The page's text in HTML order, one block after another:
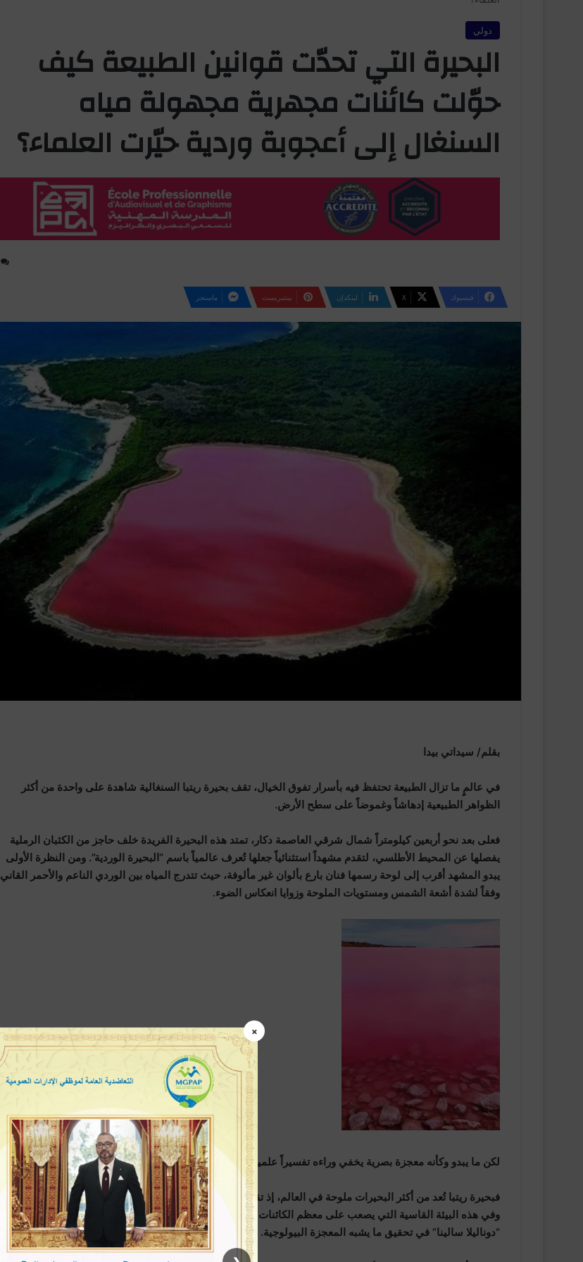
دولي
البحيرة التي تحدّت قوانين الطبيعة كيف
حوّلت كائنات مجهرية مجهولة مياه
السنغال إلى أعجوبة وردية حيّرت العلماء؟
فيسبوك ‫X لينكدإن بينتيريست ماسنجر
بقلم/ سيداتي بيدا
في عالمٍ ما تزال الطبيعة تحتفظ فيه بأسرار تفوق الخيال، تقف بحيرة ريتبا السنغالية شاهدة على واحدة من أكثر
الظواهر الطبيعية إدهاشاً وغموضاً على سطح الأرض.
فعلى بعد نحو أربعين كيلومتراً شمال شرقي العاصمة دكار، تمتد هذه البحيرة الفريدة خلف حاجز من الكثبان الرملية
يفصلها عن المحيط الأطلسي، لتقدم مشهداً استثنائياً جعلها تُعرف عالمياً باسم “البحيرة الوردية”. ومن النظرة الأولى
يبدو المشهد أقرب إلى لوحة رسمها فنان بارع بألوان غير مألوفة، حيث تتدرج المياه بين الوردي الناعم والأحمر القاني
وفقاً لشدة أشعة الشمس ومستويات الملوحة وزوايا انعكاس الضوء.
لكن ما يبدو وكأنه معجزة بصرية يخفي وراءه تفسيراً علمياً لا يقل إثارة عن المشهد نفسه.
فبحيرة ريتبا تُعد من أكثر البحيرات ملوحة في العالم، إذ تقترب نسبة الملوحة فيها من تلك المسجلة في البحر الميت.
وفي هذه البيئة القاسية التي يصعب على معظم الكائنات الحية البقاء فيها، تنجح طحالب مجهرية دقيقة تُعرف باسم
“دوناليلا سالينا” في تحقيق ما يشبه المعجزة البيولوجية.
×